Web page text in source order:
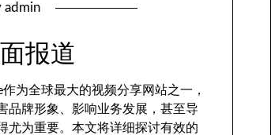
admin
报道
为全球最大的视频分享网站之一，
品牌形象、影响业务发展，甚至导
尤为重要。本文将详细探讨有效的